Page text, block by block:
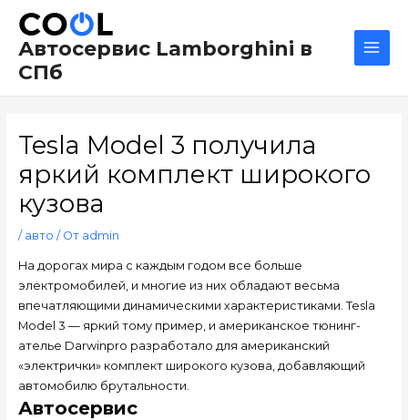
содержимому
Автосервис Lamborghini в
СПб
Tesla Model 3 получила
яркий комплект широкого
кузова
/ авто / От admin
На дорогах мира с каждым годом все больше
электромобилей, и многие из них обладают весьма
впечатляющими динамическими характеристиками. Tesla
Model 3 — яркий тому пример, и американское тюнинг-
ателье Darwinpro разработало для американский
«электрички» комплект широкого кузова, добавляющий
автомобилю брутальности.
Автосервис
по
записям